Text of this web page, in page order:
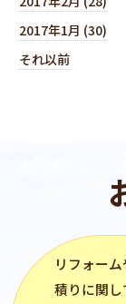
2017年1月 (30)
それ以前
リフォーム
積りに関